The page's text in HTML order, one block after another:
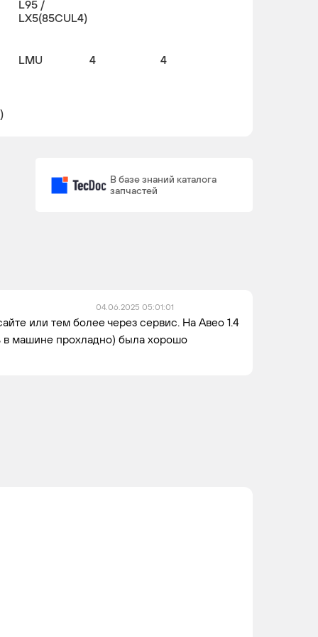
L95 /
LX5(85CUL4)
LMU 4 4
LXT /
4
В базе знаний каталога
запчастей
04.06.2025 05:01:01
или тем более через сервис. На Авео 1.4
в машине прохладно) была хорошо